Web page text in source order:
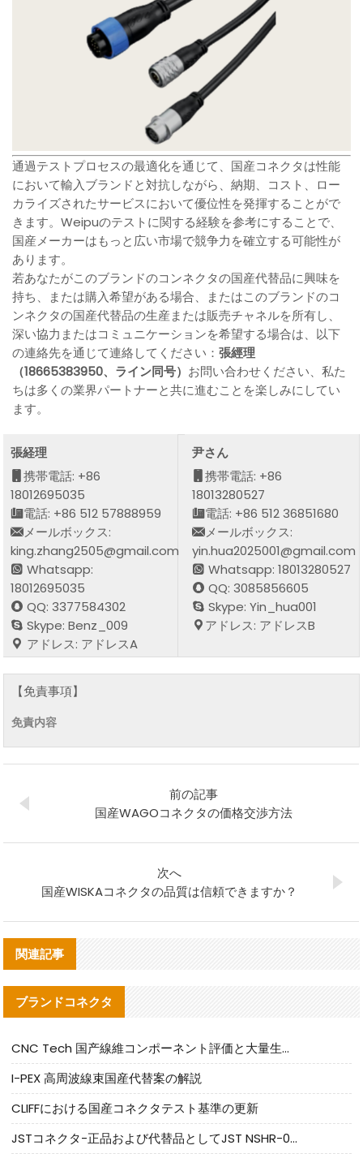
通過テストプロセスの最適化を通じて、国産コネクタは性能
において輸入ブランドと対抗しながら、納期、コスト、ロー
カライズされたサービスにおいて優位性を発揮することがで
きます。Weipuのテストに関する経験を参考にすることで、
国産メーカーはもっと広い市場で競争力を確立する可能性が
あります。
若あなたがこのブランドのコンネクタの国産代替品に興味を
持ち、または購入希望がある場合、またはこのブランドのコ
ンネクタの国産代替品の生産または販売チャネルを所有し、
深い協力またはコミュニケーションを希望する場合は、以下
の連絡先を通じて連絡してください：張經理
（18665383950、ライン同号） お問い合わせください、私た
ちは多くの業界パートナーと共に進むことを楽しみにしてい
ます。
張経理
携帯電話: +86
18012695035
電話: +86 512 57888959
メールボックス:
king.zhang2505@gmail.com
Whatsapp:
18012695035
QQ: 3377584302
Skype: Benz_009
アドレス: アドレスA
尹さん
携帯電話: +86
18013280527
電話: +86 512 36851680
メールボックス:
yin.hua2025001@gmail.com
Whatsapp: 18013280527
QQ: 3085856605
Skype: Yin_hua001
アドレス: アドレスB
【免責事項】
免責内容
前の記事
国産WAGOコネクタの価格交渉方法
次へ
国産WISKAコネクタの品質は信頼できますか？
関連記事
ブランドコネクタ
CNC Tech 国产線維コンポーネント評価と大量生産適合ガイド
I-PEX 高周波線束国産代替案の解説
CLIFFにおける国産コネクタテスト基準の更新
JSTコネクタ-正品および代替品としてJST NSHR-02V-Sコネクタを提供します